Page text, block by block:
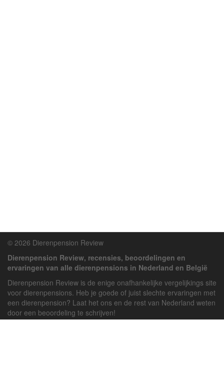
© 2026 Dierenpension Review
Dierenpension Review, recensies, beoordelingen en
ervaringen van alle dierenpensions in Nederland en België
Dierenpension Review is de enige onafhankelijke vergelijkings site
voor dierenpensions. Heb je goede of juist slechte ervaringen met
een dierenpension? Laat het ons en de rest van Nederland weten
door een beoordeling te schrijven!